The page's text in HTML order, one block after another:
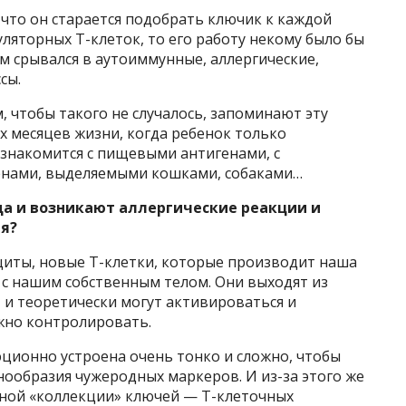
он старается подобрать ключик к каждой
Т-клеток, то его работу некому было бы
в аутоиммунные, аллергические,
чтобы такого не случалось, запоминают эту
жизни, когда ребенок только
с пищевыми антигенами, с
выделяемыми кошками, собаками…
и возникают аллергические реакции и
новые Т-клетки, которые производит наша
нашим собственным телом. Они выходят из
теоретически могут активироваться и
контролировать.
устроена очень тонко и сложно, чтобы
чужеродных маркеров. И из-за этого же
«коллекции» ключей — Т-клеточных